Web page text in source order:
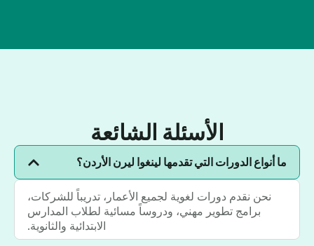
الأسئلة الشائعة
ما أنواع الدورات التي تقدمها لينغوا ليرن الأردن؟
نحن نقدم دورات لغوية لجميع الأعمار، تدريباً للشركات،
برامج تطوير مهني، ودروساً مسائية لطلاب المدارس
الابتدائية والثانوية.